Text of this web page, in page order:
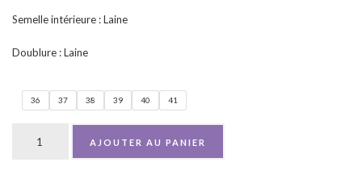
Semelle intérieure : Laine
Doublure : Laine
36 37 38 39 40 41
AJOUTER AU PANIER